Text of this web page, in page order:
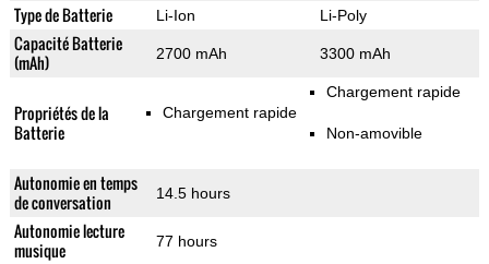
Type de Batterie Li-Ion Li-Poly
Capacité Batterie
(mAh)
2700 mAh 3300 mAh
Propriétés de la
Batterie
Chargement rapide
Chargement rapide
Non-amovible
Autonomie en temps
de conversation
14.5 hours
Autonomie lecture
musique
77 hours